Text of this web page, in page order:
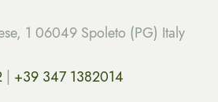
1 06049 Spoleto (PG) Italy
+39 347 1382014